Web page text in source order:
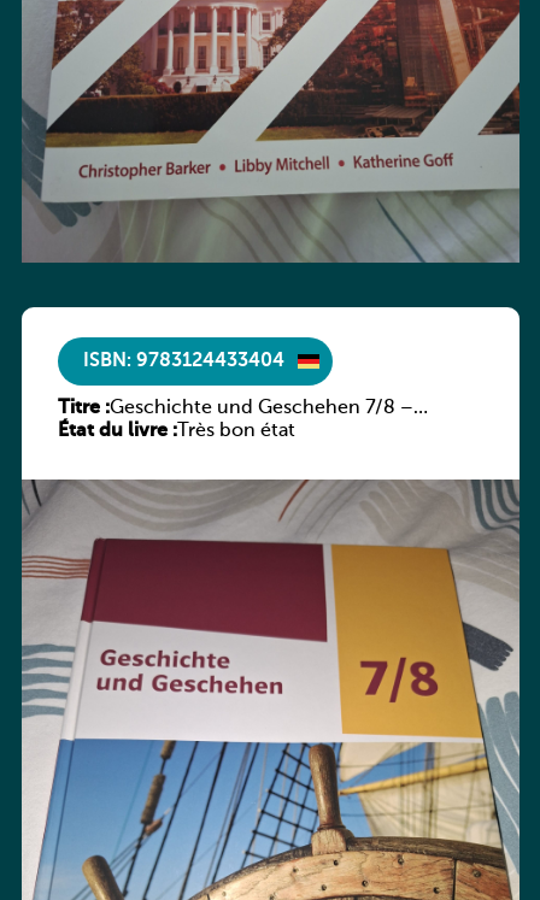
ISBN: 9783124433404
Titre :Geschichte und Geschehen 7/8 –
Rheinland-Pfalz
État du livre :Très bon état